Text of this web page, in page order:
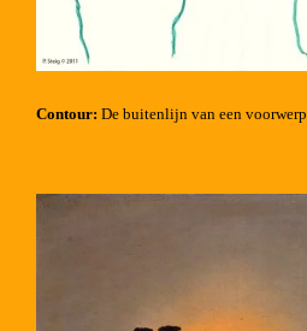
Contour: De buitenlijn van een voorwerp.